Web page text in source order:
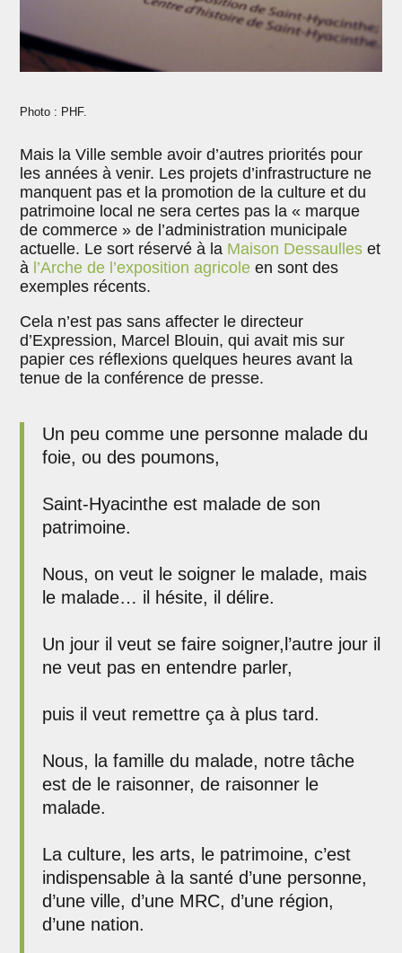
Photo : PHF.
Mais la Ville semble avoir d’autres priorités pour
les années à venir. Les projets d’infrastructure ne
manquent pas et la promotion de la culture et du
patrimoine local ne sera certes pas la « marque
de commerce » de l’administration municipale
actuelle. Le sort réservé à la Maison Dessaulles et
à l’Arche de l’exposition agricole en sont des
exemples récents.
Cela n’est pas sans affecter le directeur
d’Expression, Marcel Blouin, qui avait mis sur
papier ces réflexions quelques heures avant la
tenue de la conférence de presse.
Un peu comme une personne malade du
foie, ou des poumons,
Saint-Hyacinthe est malade de son
patrimoine.
Nous, on veut le soigner le malade, mais
le malade… il hésite, il délire.
Un jour il veut se faire soigner,l’autre jour il
ne veut pas en entendre parler,
puis il veut remettre ça à plus tard.
Nous, la famille du malade, notre tâche
est de le raisonner, de raisonner le
malade.
La culture, les arts, le patrimoine, c’est
indispensable à la santé d’une personne,
d’une ville, d’une MRC, d’une région,
d’une nation.